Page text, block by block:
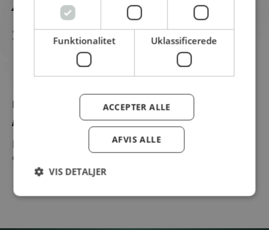
AMA Cuisine for cooking 15%, 1L
AMA Cuisine er perfekt til madlavning og med
15% fedt....
Bakkedal Smørbar, 2kg.
direkte...
Funktionalitet Uklassificerede
ACCEPTER ALLE
AFVIS ALLE
VIS DETALJER